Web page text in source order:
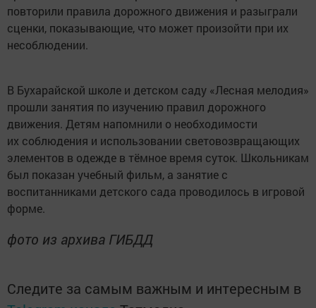
повторили правила дорожного движения и разыграли
сценки, показывающие, что может произойти при их
несоблюдении.
В Бухарайской школе и детском саду «Лесная мелодия»
прошли занятия по изучению правил дорожного
движения. Детям напомнили о необходимости
их соблюдения и использовании световозвращающих
элементов в одежде в тёмное время суток. Школьникам
был показан учебный фильм, а занятие с
воспитанниками детского сада проводилось в игровой
форме.
фото из архива ГИБДД
Следите за самым важным и интересным в